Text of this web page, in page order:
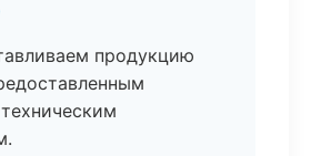
продукцию